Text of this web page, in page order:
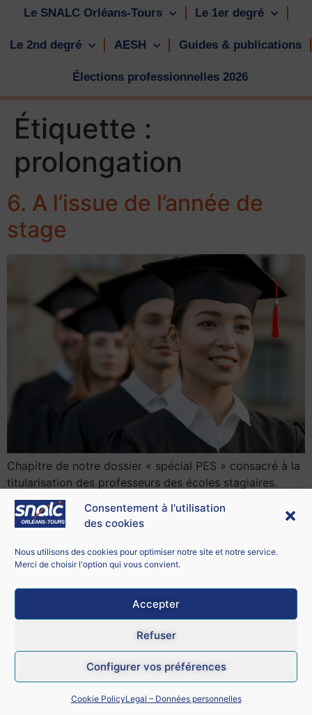
Consentement à l'utilisation
des cookies
Nous utilisons des cookies pour optimiser notre site et notre service.
Merci de choisir l'option qui vous convient.
Accepter
Refuser
Configurer vos préférences
Cookie PolicyLegal – Données personnelles
Le SNALC Orléans-Tours Le 1er degré
Le 2nd degré AESH Guides & publications
Élections professionnelles 2026
Étiquette :
prolongation
6. A l’issue de l’année de
stage
Chapitre de notre dossier « spécial PES » consacré à la
titularisation des professeurs des écoles stagiaires.
Contacter le SNALC Orléans-Tours
21 bis rue George Sand
18100 Vierzon
Mentions légales
CGU